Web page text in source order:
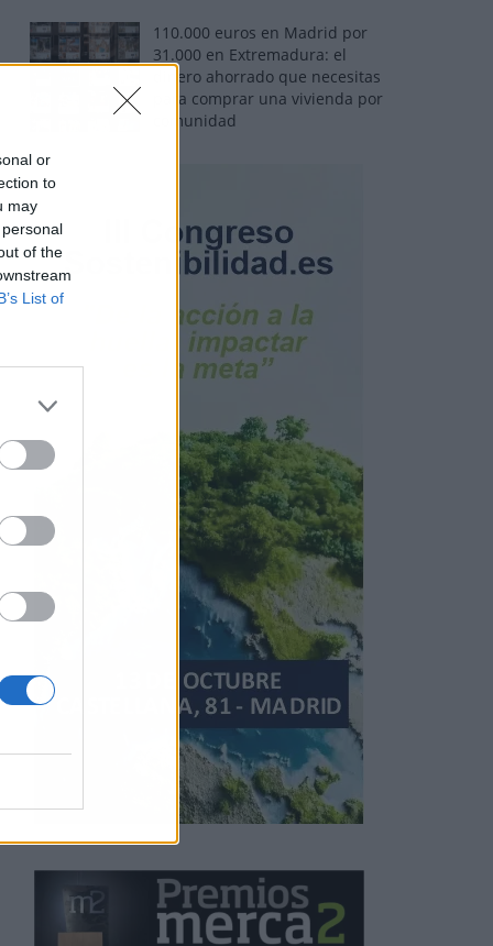
or
to
may
of the
List of
110.000 euros en Madrid por
31.000 en Extremadura: el
dinero ahorrado que necesitas
para comprar una vivienda por
comunidad